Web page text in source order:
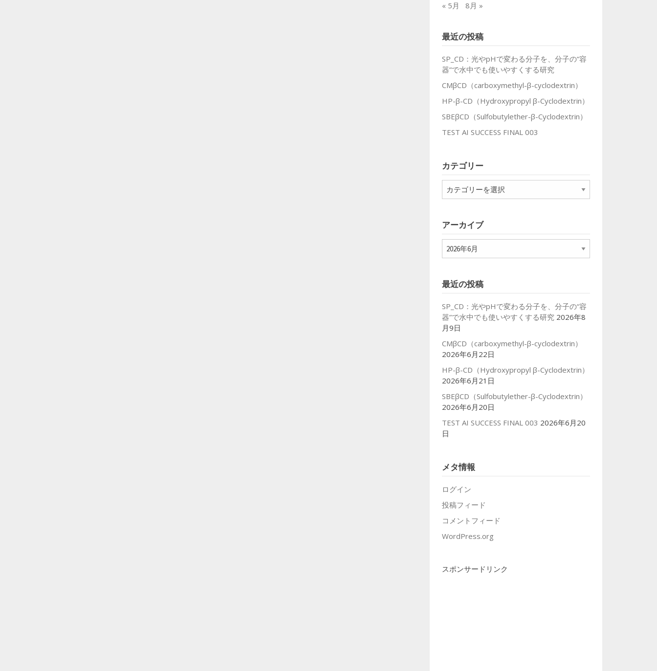
« 5月 8月 »
最近の投稿
SP_CD：光やpHで変わる分子を、分子の“容
器”で水中でも使いやすくする研究
CMβCD（carboxymethyl-β-cyclodextrin）
HP-β-CD（Hydroxypropyl β-Cyclodextrin）
SBEβCD（Sulfobutylether-β-Cyclodextrin）
TEST AI SUCCESS FINAL 003
カテゴリー
テ
ー
アーカイブ
ア
ブ
最近の投稿
SP_CD：光やpHで変わる分子を、分子の“容
器”で水中でも使いやすくする研究 2026年8
月9日
CMβCD（carboxymethyl-β-cyclodextrin）
2026年6月22日
HP-β-CD（Hydroxypropyl β-Cyclodextrin）
2026年6月21日
SBEβCD（Sulfobutylether-β-Cyclodextrin）
2026年6月20日
TEST AI SUCCESS FINAL 003 2026年6月20
日
メタ情報
ログイン
投稿フィード
コメントフィード
WordPress.org
スポンサードリンク